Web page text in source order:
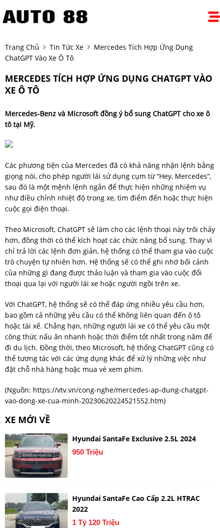
Trang Chủ Tin Tức Xe
Mercedes Tích Hợp Ứng Dụng
ChatGPT Vào Xe Ô Tô
MERCEDES TÍCH HỢP ỨNG DỤNG CHATGPT VÀO
XE Ô TÔ
Mercedes-Benz và Microsoft đồng ý bổ sung ChatGPT cho xe ô
tô tại Mỹ.
Các phương tiện của Mercedes đã có khả năng nhận lệnh bằng
giọng nói, cho phép người lái sử dụng cụm từ “Hey, Mercedes”,
sau đó là một mệnh lệnh ngắn để thực hiện những nhiệm vụ
như điều chỉnh nhiệt độ trong xe, tìm điểm đến hoặc thực hiện
cuộc gọi điện thoại.
Theo Microsoft, ChatGPT sẽ làm cho các lệnh thoại này trôi chảy
hơn, đồng thời có thể kích hoạt các chức năng bổ sung. Thay vì
chỉ trả lời các lệnh đơn giản, hệ thống có thể tham gia vào cuộc
trò chuyện tự nhiên hơn. Hệ thống sẽ có thể ghi nhớ bối cảnh
của những gì đang được thảo luận và tham gia vào cuộc đối
thoại qua lại với người lái xe hoặc người ngồi trên xe.
Với ChatGPT, hệ thống sẽ có thể đáp ứng nhiều yêu cầu hơn,
bao gồm cả những yêu cầu có thể không liên quan đến ô tô
hoặc tài xế. Chẳng hạn, những người lái xe có thể yêu cầu một
công thức nấu ăn nhanh hoặc thời điểm tốt nhất trong năm để
đi du lịch. Đồng thời, theo Microsoft, hệ thống ChatGPT cũng có
thể tương tác với các ứng dụng khác để xử lý những việc như
đặt chỗ nhà hàng hoặc mua vé xem phim.
(Nguồn: https://vtv.vn/cong-nghe/mercedes-ap-dung-chatgpt-
vao-dong-xe-cua-minh-20230620224521552.htm)
XE MỚI VỀ
Hyundai SantaFe Exclusive 2.5L 2024
950 Triệu
Hyundai SantaFe Cao Cấp 2.2L HTRAC
2022
1 Tỷ 120 Triệu